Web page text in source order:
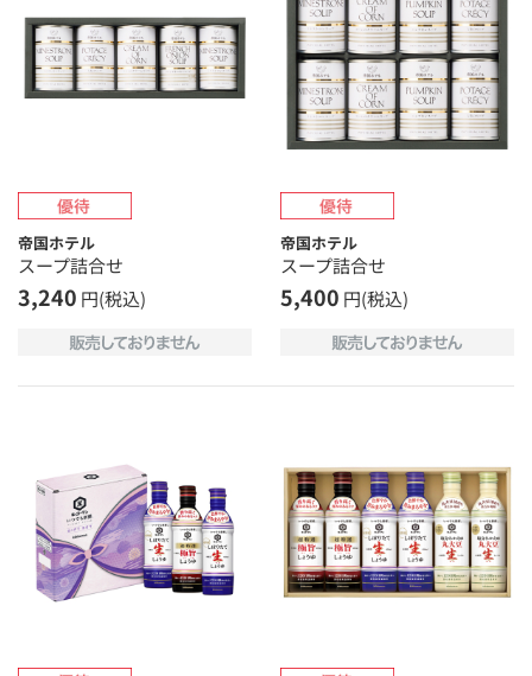
帝国ホテル
スープ詰合せ
3,240 円(税込)
帝国ホテル
スープ詰合せ
5,400 円(税込)